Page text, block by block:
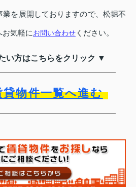
を展開しておりますので、松堀不
気軽にお問い合わせ ください。
い方はこちらをクリック ▼
貸物件一覧へ進む